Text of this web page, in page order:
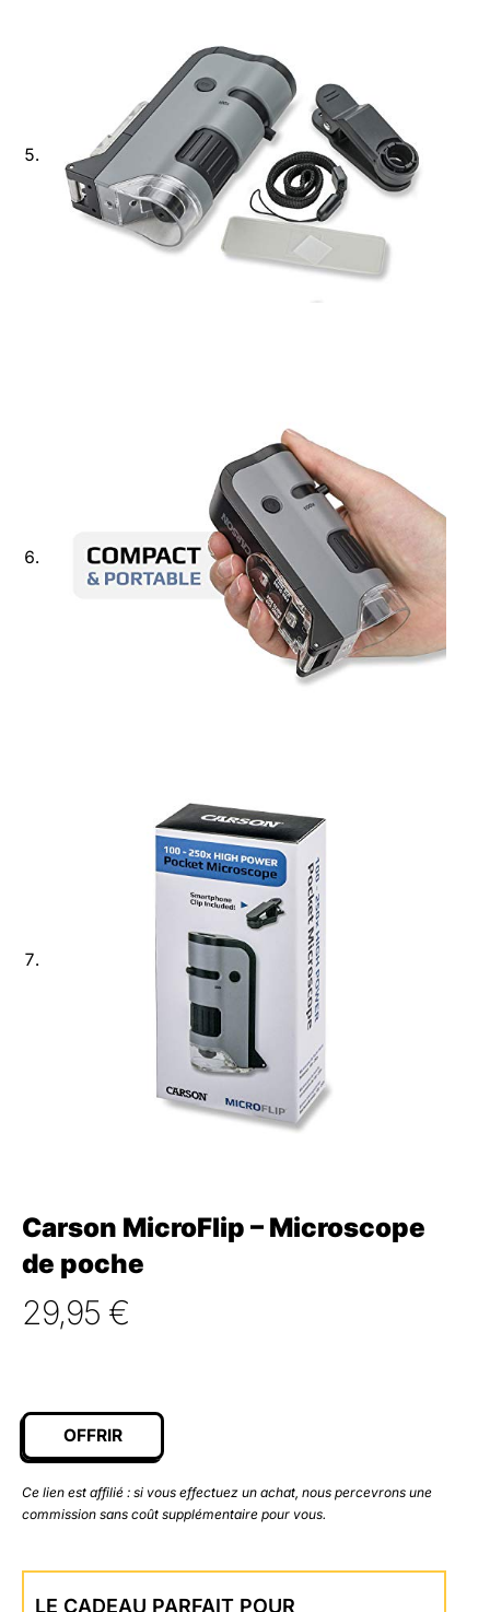
Carson MicroFlip – Microscope
de poche
29,95 €
OFFRIR
Ce lien est affilié : si vous effectuez un achat, nous percevrons une
commission sans coût supplémentaire pour vous.
LE CADEAU PARFAIT POUR